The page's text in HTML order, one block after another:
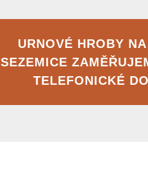
URNOVÉ HROBY
SEZEMICE
TELEFONICKÉ